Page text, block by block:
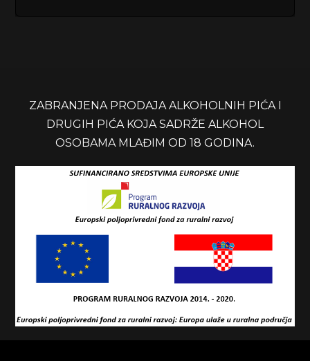
ZABRANJENA PRODAJA ALKOHOLNIH PIĆA I
DRUGIH PIĆA KOJA SADRŽE ALKOHOL
OSOBAMA MLAĐIM OD 18 GODINA.